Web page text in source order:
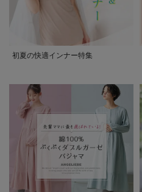
初夏の快適インナー特集